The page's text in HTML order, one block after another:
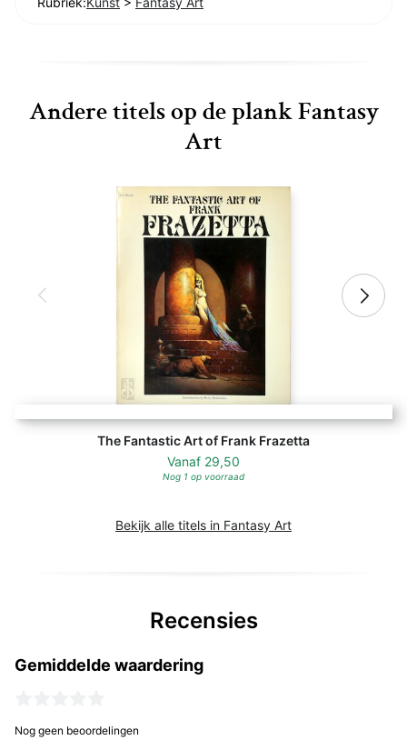
Andere titels op de plank Fantasy
Art
The Fantastic Art of Frank Frazetta
Vanaf 29,50
Nog 1 op voorraad
Bekijk alle titels in Fantasy Art
Recensies
Gemiddelde waardering
Nog geen beoordelingen